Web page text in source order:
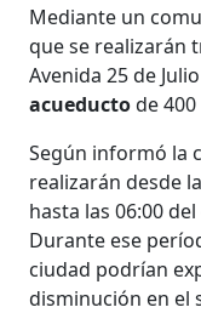
Mediante un
que se realizarán
Avenida 25 de
acueductode
Según informó la
realizarán desde
hasta las 06:00
Durante ese
ciudad podrían
disminución en el